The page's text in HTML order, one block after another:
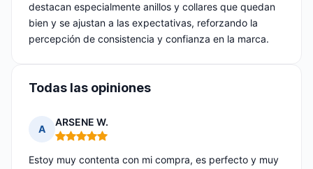
destacan especialmente anillos y collares que quedan
bien y se ajustan a las expectativas, reforzando la
percepción de consistencia y confianza en la marca.
Todas las opiniones
A
ARSENE W.
Nota: 5 de 5
Estoy muy contenta con mi compra, es perfecto y muy